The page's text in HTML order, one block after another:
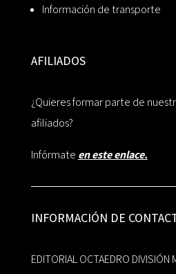
Información de transporte
AFILIADOS
¿Quieres formar parte de
afiliados?
Infórmate en este enlace.
INFORMACIÓN DE
EDITORIAL OCTAEDRO DIVISIÓN